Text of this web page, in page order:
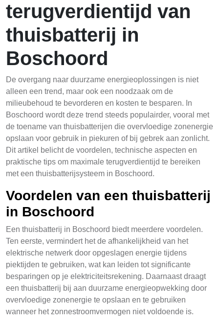
terugverdientijd van
thuisbatterij in
Boschoord
De overgang naar duurzame energieoplossingen is niet
alleen een trend, maar ook een noodzaak om de
milieubehoud te bevorderen en kosten te besparen. In
Boschoord wordt deze trend steeds populairder, vooral met
de toename van thuisbatterijen die overvloedige zonenergie
opslaan voor gebruik in piekuren of bij gebrek aan zonlicht.
Dit artikel belicht de voordelen, technische aspecten en
praktische tips om maximale terugverdientijd te bereiken
met een thuisbatterijsysteem in Boschoord.
Voordelen van een thuisbatterij
in Boschoord
Een thuisbatterij in Boschoord biedt meerdere voordelen.
Ten eerste, vermindert het de afhankelijkheid van het
elektrische netwerk door opgeslagen energie tijdens
piektijden te gebruiken, wat kan leiden tot significante
besparingen op je elektriciteitsrekening. Daarnaast draagt
een thuisbatterij bij aan duurzame energieopwekking door
overvloedige zonenergie te opslaan en te gebruiken
wanneer het zonnestroomvermogen niet voldoende is.